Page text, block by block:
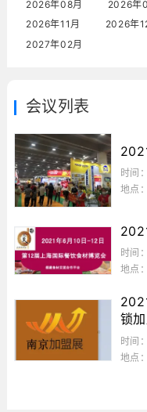
2026年08月 2026年
2026年11月
2026年
2027年02月
会议列表
时间
地点
时间
地点
锁
时间
地点